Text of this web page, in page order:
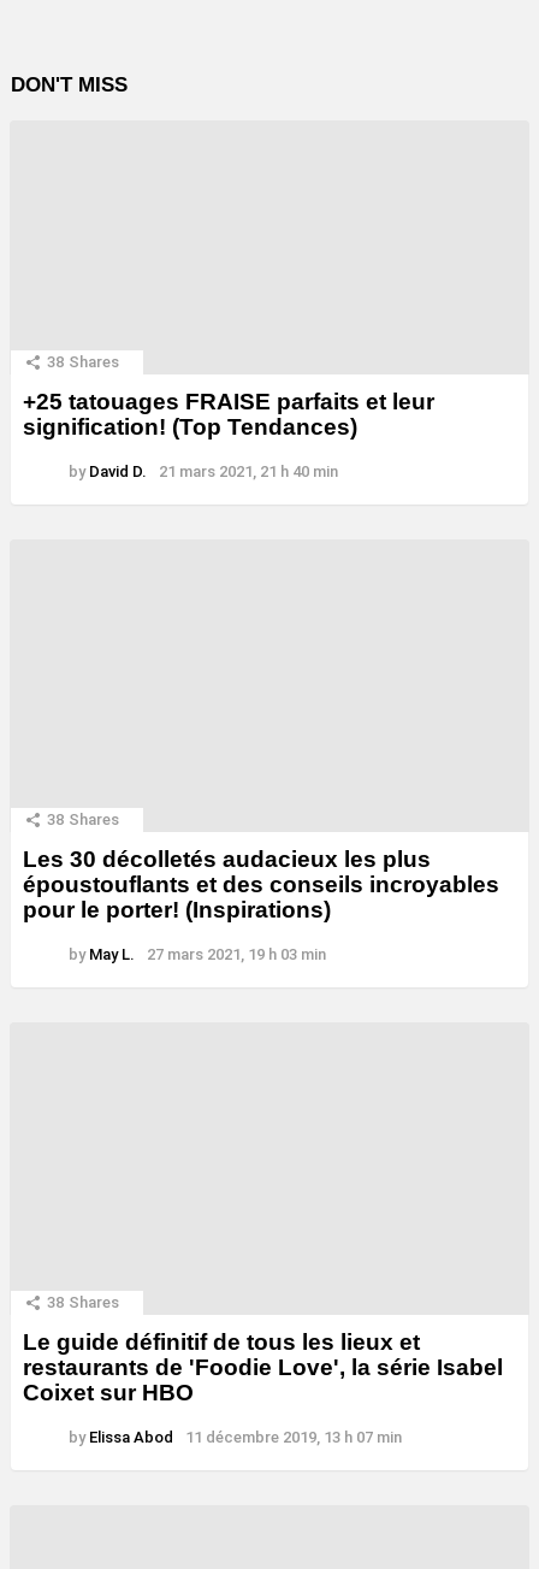
DON'T MISS
38 Shares
+25 tatouages ​​FRAISE parfaits et leur
signification! (Top Tendances)
by David D. 21 mars 2021, 21 h 40 min
38 Shares
Les 30 décolletés audacieux les plus
époustouflants et des conseils incroyables
pour le porter! (Inspirations)
by May L. 27 mars 2021, 19 h 03 min
38 Shares
Le guide définitif de tous les lieux et
restaurants de 'Foodie Love', la série Isabel
Coixet sur HBO
by Elissa Abod 11 décembre 2019, 13 h 07 min